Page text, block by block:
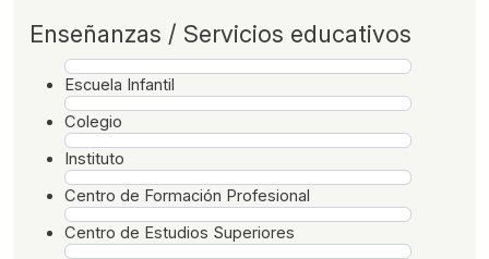
Enseñanzas / Servicios educativos
Escuela Infantil
Colegio
Instituto
Centro de Formación Profesional
Centro de Estudios Superiores